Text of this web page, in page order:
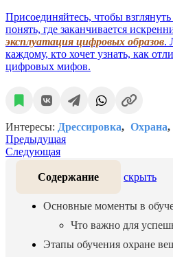
Присоединяйтесь, чтобы
понять, где заканчивается
эксплуатация цифровых образов.
каждому, кто хочет узнать, как
цифровых мифов.
Интересы: Дрессировка Охрана
Предыдущая
Следующая
Содержание скрыть
Основные моменты в
Что важно для
Этапы обучения охране